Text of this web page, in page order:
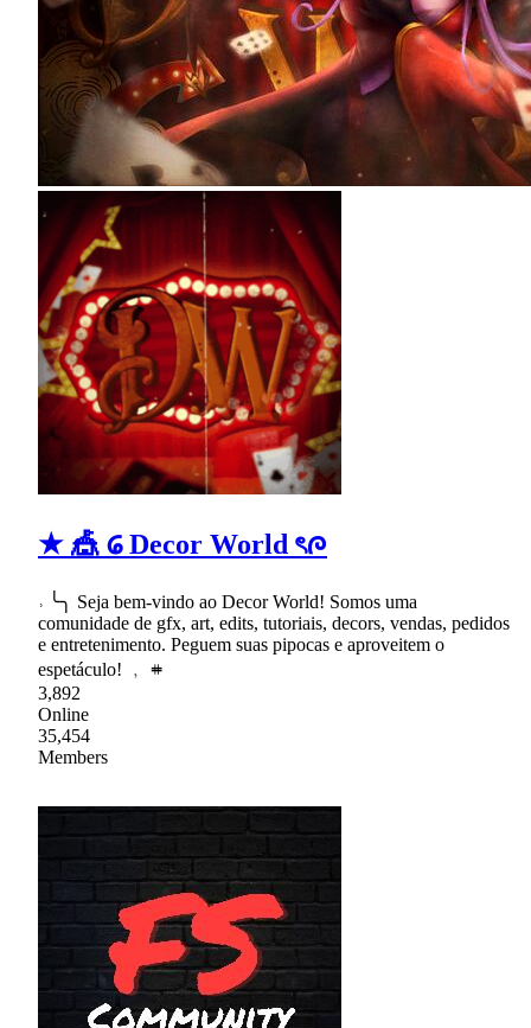
★ 🎪 𑊑 Decor World ৎᰍ
˒ ╰╮ Seja bem-vindo ao Decor World! Somos uma
comunidade de gfx, art, edits, tutoriais, decors, vendas, pedidos
e entretenimento. Peguem suas pipocas e aproveitem o
espetáculo! ﹐ 𖥻
3,892
Online
35,454
Members